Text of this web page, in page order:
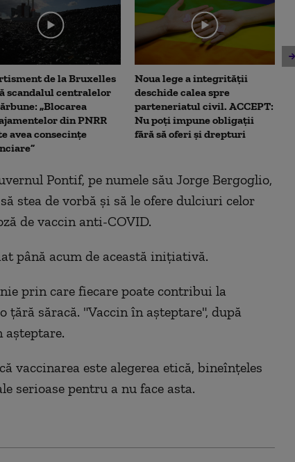
de la Bruxelles
scandalul centralelor
„Blocarea
din PNRR
avea consecințe
Noua lege a integrității
deschide calea spre
parteneriatul civil. ACCEPT:
Nu poți impune obligații
fără să oferi și drepturi
Pontif, pe numele său Jorge Bergoglio,
stea de vorbă şi să le ofere dulciuri celor
de vaccin anti-COVID.
până acum de această iniţiativă.
prin care fiecare poate contribui la
săracă. "Vaccin în aşteptare", după
aşteptare.
vaccinarea este alegerea etică, bineînţeles
serioase pentru a nu face asta.